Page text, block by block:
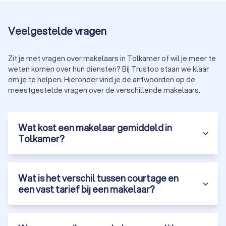
Huur- of verhuurmakelaar
huis of appartement in Tolkamer. De belangrijkste taken van
een verhuurmakelaar zijn:
jouw eigendom adverteren op geschikte platformen;
potentiële (ver)huurders screenen om een goede match
te vinden;
Taxateur
waarde van een huis. Taxateurs in Tolkamer doen dit door:
het huis grondig te inspecteren;
jouw huis te vergelijken met huizen in de omgeving;
Veelgestelde vragen
Zit je met vragen over makelaars in Tolkamer of wil je meer te
weten komen over hun diensten? Bij Trustoo staan we klaar
om je te helpen. Hieronder vind je de antwoorden op de
meestgestelde vragen over de verschillende makelaars.
Wat kost een makelaar gemiddeld in
Tolkamer?
Wat is het verschil tussen courtage en
een vast tarief bij een makelaar?